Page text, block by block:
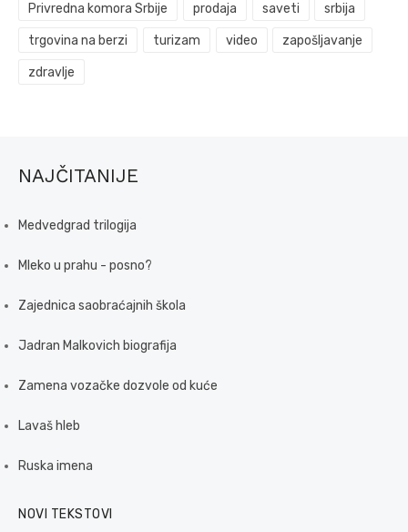
Privredna komora Srbije prodaja saveti srbija
trgovina na berzi turizam video zapošljavanje
zdravlje
NAJČITANIJE
Medvedgrad trilogija
Mleko u prahu - posno?
Zajednica saobraćajnih škola
Jadran Malkovich biografija
Zamena vozačke dozvole od kuće
Lavaš hleb
Ruska imena
NOVI TEKSTOVI